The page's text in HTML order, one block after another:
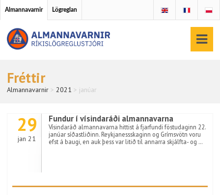
Almannavarnir Lögreglan
Fréttir
Almannavarnir > 2021 > janúar
29
jan 21
Fundur í vísindaráði almannavarna
Vísindaráð almannavarna hittist á fjarfundi föstudaginn 22.
janúar síðastliðinn. Reykjanessskaginn og Grímsvötn voru
efst á baugi, en auk þess var litið til annarra skjálfta- og …